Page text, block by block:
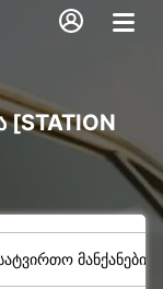
[STATION
მანქანები